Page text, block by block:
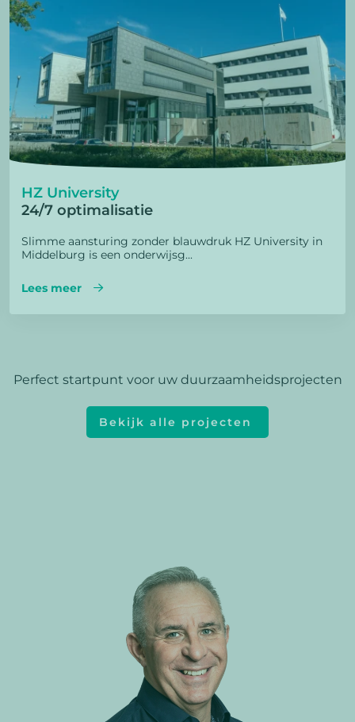
HZ University
24/7 optimalisatie
Slimme aansturing zonder blauwdruk HZ University in
Middelburg is een onderwijsg...
Lees meer
Perfect startpunt voor uw duurzaamheidsprojecten
Bekijk alle projecten